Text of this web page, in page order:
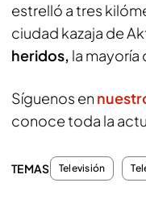
estrelló a tres
ciudad kazaja de
heridos, la mayoría
Síguenos en
conoce toda la
TEMAS Televisión